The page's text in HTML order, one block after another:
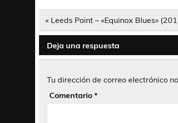
Navegación
entradas
« Leeds Point – «Equinox Blues»
Deja una respuesta
Tu dirección de correo electrónico
Comentario *